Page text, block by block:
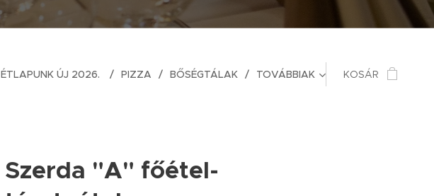
ÉTLAPUNK ÚJ 2026. PIZZA BŐSÉGTÁLAK TOVÁBBIAK KOSÁR
Szerda "A" főétel-